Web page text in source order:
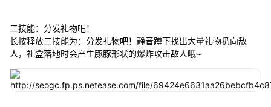
二技能：分发礼物吧！
长按释放二技能为：分发礼物吧！静音蹲下找出大量礼物扔向敌
人，礼盒落地时会产生豚豚形状的爆炸攻击敌人哦~